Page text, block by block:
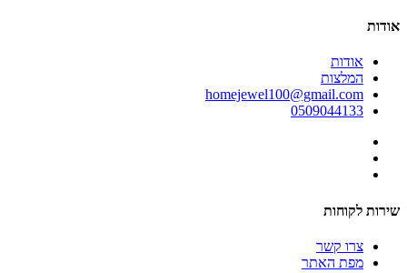
אודות
אודות
המלצות
homejewel100@gmail.com
0509044133
שירות לקוחות
צרו קשר
מפת האתר